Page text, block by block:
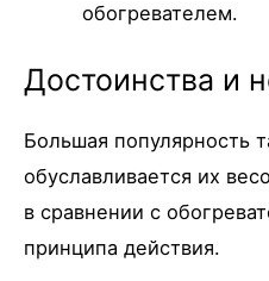
обогревателем.
Достоинства и
Большая популярность
обуславливается их
в сравнении с
принципа действия.